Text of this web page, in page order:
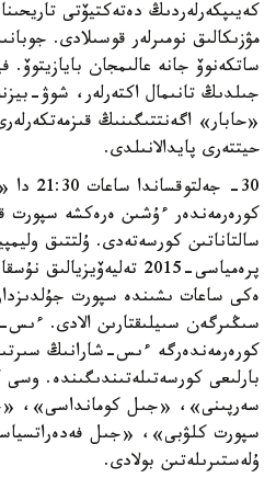
كەيىپكەرلەردىڭ دەتەكتيۆتى
مۋزىكالىق نومىرلەر قوسىلادى.
ساتكەنوۆ جانە عالىمجان بايازيتوۆ.
جىلدىڭ تانىمال اكتەرلەر، شوۋ-
«حابار» اگەنتتىگىنىڭ
حيتتەرى پايدالانىلدى.
30-
كورەرمەندەر ءۇشىن ەرەكشە سپورت
سالتاناتىن كورسەتەدى. ۇلتتىق
پرەمياسى-2015
ەكى ساعات ىشىندە سپورت
سىڭىرگەن سىيلىقتارىن الادى.
كورەرمەندەرگە ءىس-شارانىڭ
بارلىعى كورسەتىلەتىندىگىندە.
سەرپىنى»، «جىل كومانداسى»،
سپورت كلۋبى»، «جىل
ۇلەستىرىلەتىن بولادى.